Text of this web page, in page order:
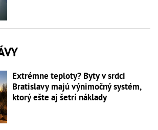
Extrémne teploty? Byty v srdci
Bratislavy majú výnimočný systém,
ktorý ešte aj šetrí náklady